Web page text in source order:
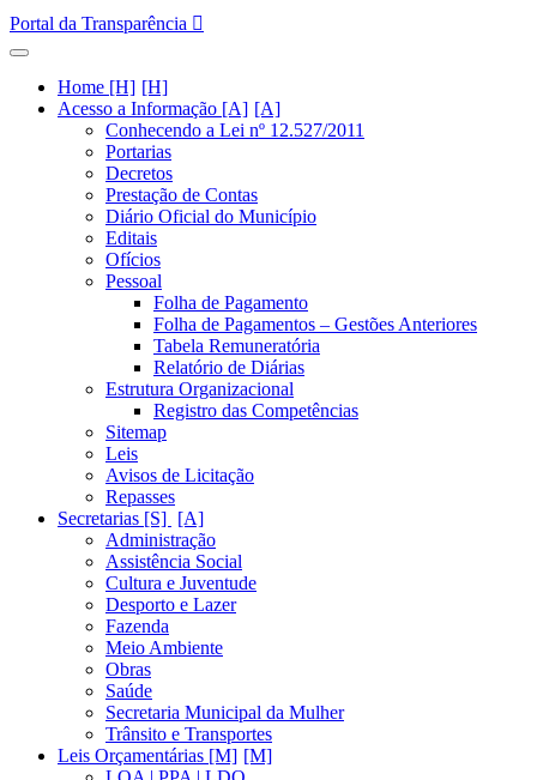
Portal da Transparência
Home [H]
Acesso a Informação [A]
Conhecendo a Lei nº 12.527/2011
Portarias
Decretos
Prestação de Contas
Diário Oficial do Município
Editais
Ofícios
Pessoal
Folha de Pagamento
Folha de Pagamentos – Gestões Anteriores
Tabela Remuneratória
Relatório de Diárias
Estrutura Organizacional
Registro das Competências
Sitemap
Leis
Avisos de Licitação
Repasses
Secretarias [S]
Administração
Assistência Social
Cultura e Juventude
Desporto e Lazer
Fazenda
Meio Ambiente
Obras
Saúde
Secretaria Municipal da Mulher
Trânsito e Transportes
Leis Orçamentárias [M]